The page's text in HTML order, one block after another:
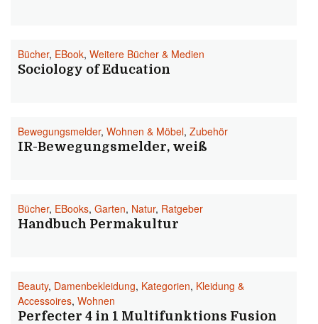
Bücher, EBook, Weitere Bücher & Medien
Sociology of Education
Bewegungsmelder, Wohnen & Möbel, Zubehör
IR-Bewegungsmelder, weiß
Bücher, EBooks, Garten, Natur, Ratgeber
Handbuch Permakultur
Beauty, Damenbekleidung, Kategorien, Kleidung &
Accessoires, Wohnen
Perfecter 4 in 1 Multifunktions Fusion